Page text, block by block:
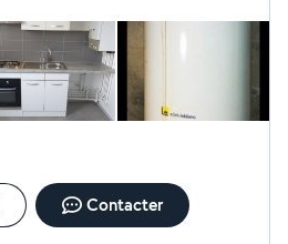
Contacter